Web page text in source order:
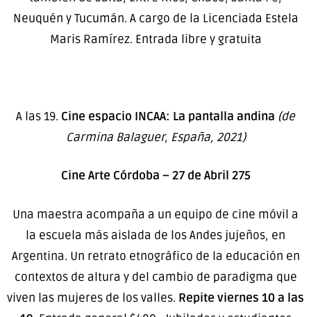
Neuquén y Tucumán. A cargo de la Licenciada Estela
Maris Ramírez. Entrada libre y gratuita
A las 19. Cine espacio INCAA: La pantalla andina (de
Carmina Balaguer, España, 2021)
Cine Arte Córdoba – 27 de Abril 275
Una maestra acompaña a un equipo de cine móvil a
la escuela más aislada de los Andes jujeños, en
Argentina. Un retrato etnográfico de la educación en
contextos de altura y del cambio de paradigma que
viven las mujeres de los valles. Repite viernes 10 a las